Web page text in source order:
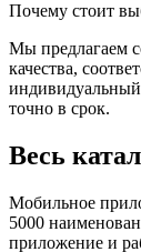
Почему стоит
Мы предлагаем
качества,
точно в срок.
Весь
Мобильное
5000
приложение и